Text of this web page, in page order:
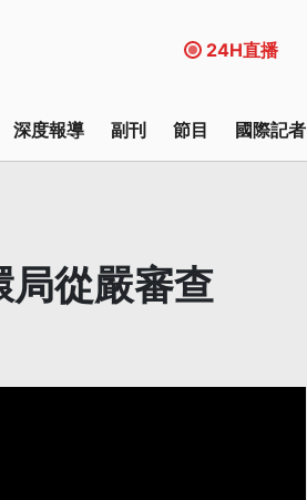
24H直播
深度報導 副刊 節目 國際記者
局從嚴審查